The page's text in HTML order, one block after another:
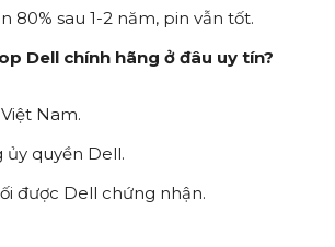
80% sau 1-2 năm, pin vẫn tốt.
Dell chính hãng ở đâu uy tín?
Nam.
ủy quyền Dell.
được Dell chứng nhận.